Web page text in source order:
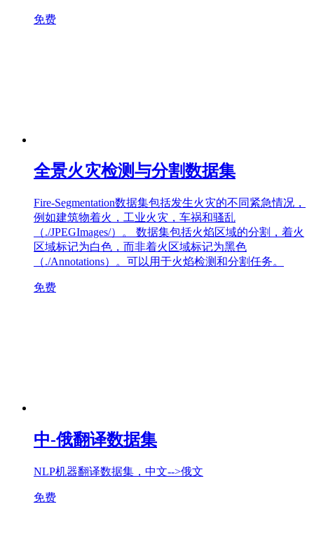
免费
全景火灾检测与分割数据集
Fire-Segmentation数据集包括发生火灾的不同紧急情况，
例如建筑物着火，工业火灾，车祸和骚乱
（./JPEGImages/）。 数据集包括火焰区域的分割，着火
区域标记为白色，而非着火区域标记为黑色
（./Annotations）。可以用于火焰检测和分割任务。
免费
中-俄翻译数据集
NLP机器翻译数据集，中文-->俄文
免费